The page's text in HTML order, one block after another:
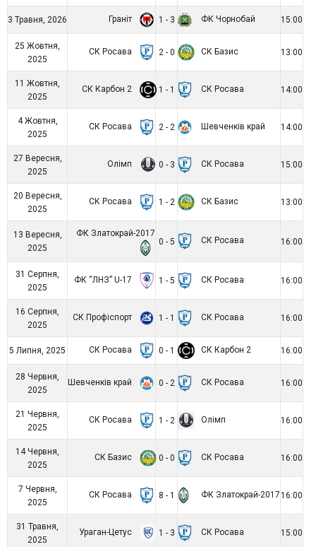
3 Травня, 2026 Граніт 1 - 3 ФК Чорнобай 15:00
25 Жовтня,
2025
СК Росава 2 - 0 СК Базис 13:00
11 Жовтня,
2025
СК Карбон 2 1 - 1 СК Росава 14:00
4 Жовтня,
2025
СК Росава 2 - 2 Шевченків край 14:00
27 Вересня,
2025
Олімп 0 - 3 СК Росава 15:00
20 Вересня,
2025
СК Росава 1 - 2 СК Базис 13:00
13 Вересня,
2025
ФК Златокрай-2017
0 - 5
СК Росава 16:00
31 Серпня,
2025
ФК “ЛНЗ” U-17 1 - 5 СК Росава 16:00
16 Серпня,
2025
СК Профіспорт 1 - 1 СК Росава 16:00
5 Липня, 2025 СК Росава 0 - 1 СК Карбон 2 16:00
28 Червня,
2025
Шевченків край 0 - 2 СК Росава 16:00
21 Червня,
2025
СК Росава 1 - 2 Олімп 16:00
14 Червня,
2025
СК Базис 0 - 0 СК Росава 16:00
7 Червня,
2025
СК Росава 8 - 1 ФК Златокрай-2017 16:00
31 Травня,
2025
Ураган-Цетус 1 - 3 СК Росава 15:00